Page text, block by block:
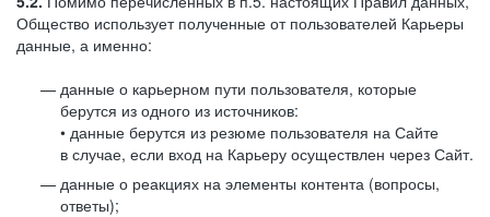
Общество использует полученные от пользователей Карьеры
данные, а именно:
данные о карьерном пути пользователя, которые
берутся из одного из источников:
• данные берутся из резюме пользователя на Сайте
в случае, если вход на Карьеру осуществлен через Сайт.
данные о реакциях на элементы контента (вопросы,
ответы);